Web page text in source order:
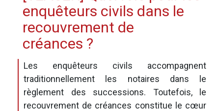
enquêteurs civils dans le
recouvrement de
créances ?
Les enquêteurs civils accompagnent
traditionnellement les notaires dans le
règlement des successions. Toutefois, le
recouvrement de créances constitue le cœur